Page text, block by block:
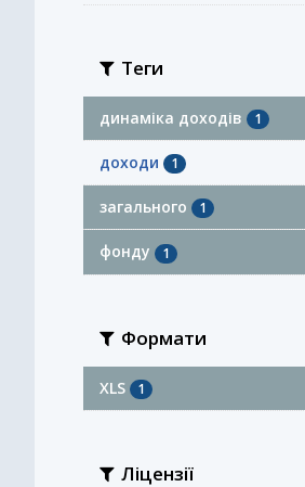
Теги
динаміка доходів 1
доходи 1
загального 1
фонду 1
Формати
XLS 1
Ліцензії